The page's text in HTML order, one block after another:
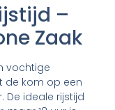
–
Zaak
vochtige
de kom op een
De ideale rijstijd